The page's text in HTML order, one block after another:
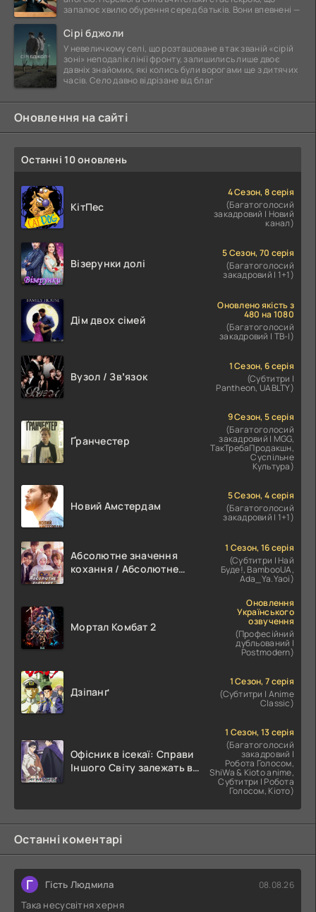
запалює хвилю обурення серед батьків. Вони впевнені —
Сірі бджоли
У невеличкому селі, що розташоване в так званій «сірій
зоні» неподалік лінії фронту, залишились лише двоє
давніх знайомих, які колись були ворогами ще з дитячих
часів. Село давно відрізане від благ
Оновлення на сайті
Останні 10 оновлень
КітПес
4 Сезон, 8 серія
(Багатоголосий
закадровий | Новий
канал)
Візерунки долі
5 Сезон, 70 серія
(Багатоголосий
закадровий | 1+1)
Дім двох сімей
Оновлено якість з
480 на 1080
(Багатоголосий
закадровий | ТВ-І)
Вузол / Звʼязок
1 Сезон, 6 серія
(Субтитри |
Pantheon, UABLTY)
Ґранчестер
9 Сезон, 5 серія
(Багатоголосий
закадровий | MGG,
ТакТребаПродакшн,
Суспільне
Культура)
Новий Амстердам
5 Сезон, 4 серія
(Багатоголосий
закадровий | 1+1)
Абсолютне значення
кохання / Абсолютне
1 Сезон, 16 серія
(Субтитри | Най
Буде!, BambooUA,
Ada_Ya.Yaoi)
Мортал Комбат 2
Оновлення
Українського
озвучення
(Професійний
дубльований |
Postmodern)
Дзіпанґ
1 Сезон, 7 серія
(Субтитри | Anime
Classic)
Офісник в ісекаї: Справи
Іншого Світу залежать від
1 Сезон, 13 серія
(Багатоголосий
закадровий |
Робота Голосом,
ShiWa & Kioto anime,
Субтитри | Робота
Голосом, Кіото)
Останні коментарі
Г Гість Людмила 08.08.26
Така несусвітня херня